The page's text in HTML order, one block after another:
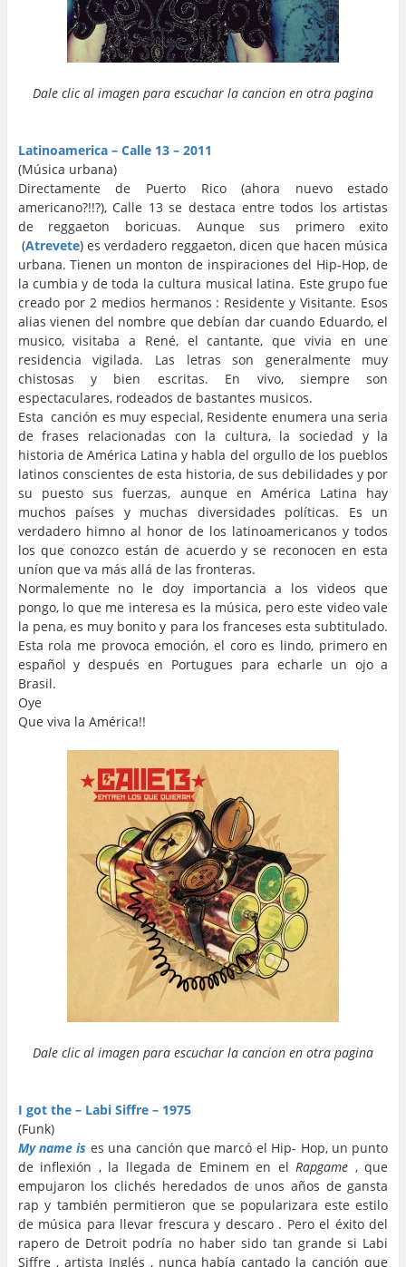
Dale clic al imagen para escuchar la cancion en otra pagina
Latinoamerica – Calle 13 – 2011
(Música urbana)
Directamente de Puerto Rico (ahora nuevo estado
americano?!!?), Calle 13 se destaca entre todos los artistas
de reggaeton boricuas. Aunque sus primero exito
(Atrevete) es verdadero reggaeton, dicen que hacen música
urbana. Tienen un monton de inspiraciones del Hip-Hop, de
la cumbia y de toda la cultura musical latina. Este grupo fue
creado por 2 medios hermanos : Residente y Visitante. Esos
alias vienen del nombre que debían dar cuando Eduardo, el
musico, visitaba a René, el cantante, que vivia en une
residencia vigilada. Las letras son generalmente muy
chistosas y bien escritas. En vivo, siempre son
espectaculares, rodeados de bastantes musicos.
Esta canción es muy especial, Residente enumera una seria
de frases relacionadas con la cultura, la sociedad y la
historia de América Latina y habla del orgullo de los pueblos
latinos conscientes de esta historia, de sus debilidades y por
su puesto sus fuerzas, aunque en América Latina hay
muchos países y muchas diversidades políticas. Es un
verdadero himno al honor de los latinoamericanos y todos
los que conozco están de acuerdo y se reconocen en esta
uníon que va más allá de las fronteras.
Normalemente no le doy importancia a los videos que
pongo, lo que me interesa es la música, pero este video vale
la pena, es muy bonito y para los franceses esta subtitulado.
Esta rola me provoca emoción, el coro es lindo, primero en
español y después en Portugues para echarle un ojo a
Brasil.
Oye
Que viva la América!!
Dale clic al imagen para escuchar la cancion en otra pagina
I got the – Labi Siffre – 1975
(Funk)
My name is es una canción que marcó el Hip- Hop, un punto
de inflexión , la llegada de Eminem en elRapgame , que
empujaron los clichés heredados de unos años de gansta
rap y también permitieron que se popularizara este estilo
de música para llevar frescura y descaro . Pero el éxito del
rapero de Detroit podría no haber sido tan grande si Labi
Siffre , artista Inglés , nunca había cantado la canción que